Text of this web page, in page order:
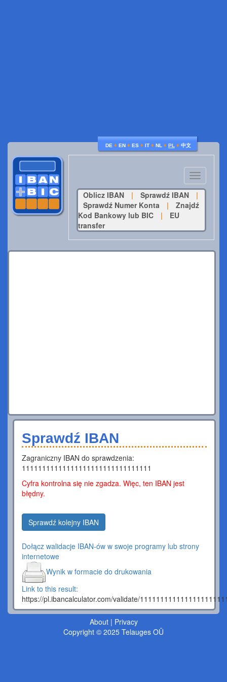
DE ♦ EN ♦ ES ♦ IT ♦ NL ♦ PL ♦ 中文
Toggle
navigation
Oblicz IBAN
| Sprawdź IBAN
|
Sprawdź Numer Konta
|
Znajdź
Kod Bankowy lub BIC
|
EU
transfer
Sprawdź IBAN
Zagraniczny IBAN do sprawdzenia:
11111111111111111111111111111111
Cyfra kontrolna się nie zgadza. Więc, ten IBAN jest
błędny.
Sprawdź kolejny IBAN
Dołącz walidacje IBAN-ów w swoje programy lub strony
internetowe
Wynik w formacie do drukowania
Link to this result:
https://pl.ibancalculator.com/validate/
About| Privacy
Copyright © 2025 Telauges OÜ